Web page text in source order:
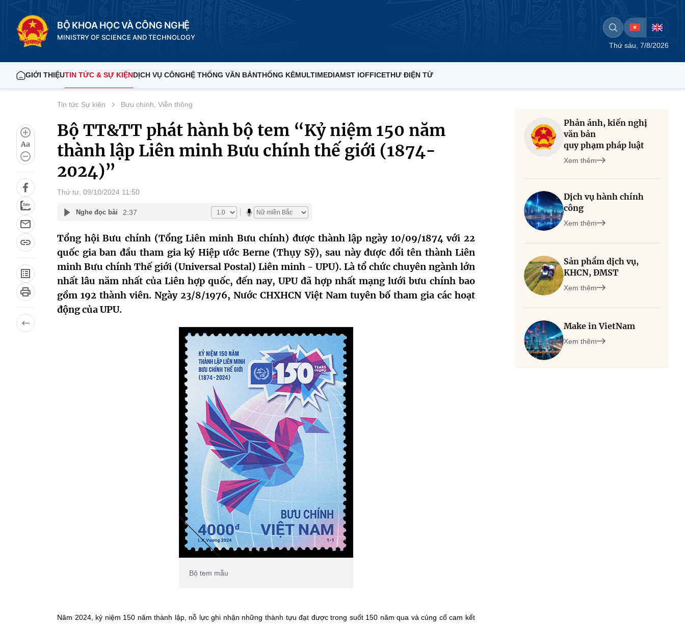
BỘ KHOA HỌC VÀ CÔNG NGHỆ
MINISTRY OF SCIENCE AND TECHNOLOGY
Thứ sáu, 7/8/2026
GIỚI THIỆUTIN TỨC & SỰ KIỆNDỊCH VỤ CÔNGHỆ THỐNG VĂN BẢNTHỐNG KÊMULTIMEDIAMST IOFFICETHƯ ĐIỆN TỬ
Aa
Tin tức Sự kiện Bưu chính, Viễn thông
Bộ TT&TT phát hành bộ tem “Kỷ niệm 150 năm
thành lập Liên minh Bưu chính thế giới (1874-
2024)”
Thứ tư, 09/10/2024 11:50
Nghe đọc bài 2:37
Tổng hội Bưu chính (Tổng Liên minh Bưu chính) được thành lập ngày 10/09/1874 với 22
quốc gia ban đầu tham gia ký Hiệp ước Berne (Thụy Sỹ), sau này được đổi tên thành Liên
minh Bưu chính Thế giới (Universal Postal) Liên minh - UPU). Là tổ chức chuyên ngành lớn
nhất lâu năm nhất của Liên hợp quốc, đến nay, UPU đã hợp nhất mạng lưới bưu chính bao
gồm 192 thành viên. Ngày 23/8/1976, Nước CHXHCN Việt Nam tuyên bố tham gia các hoạt
động của UPU.
Bộ tem mẫu
Năm 2024, kỷ niệm 150 năm thành lập, nỗ lực ghi nhận những thành tựu đạt được trong suốt 150 năm qua và củng cố cam kết
Phản ánh, kiến nghị
văn bản
quy phạm pháp luật
Xem thêm
Dịch vụ hành chính
công
Xem thêm
Sản phẩm dịch vụ,
KHCN, ĐMST
Xem thêm
Make in VietNam
Xem thêm